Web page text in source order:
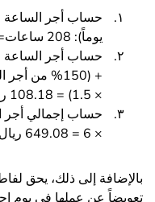
يوماً): 208 ساعات= 9,000 ÷ 208 = 43.27 ريال
حساب أجر الساعة
× 1.5) = 108.18 ريال
× 6 = 649.08 ريال
بالإضافة إلى ذلك، يحق
تعويضاً عن عملها في يوم